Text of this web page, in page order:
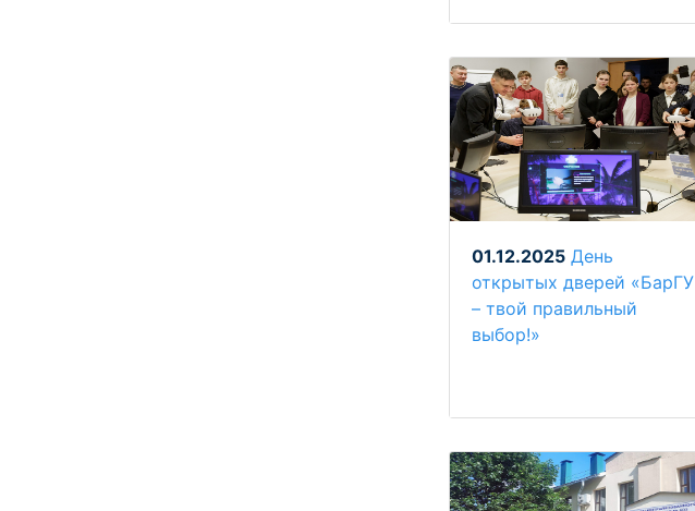
01.12.2025 День
открытых дверей «БарГУ
– твой правильный
выбор!»